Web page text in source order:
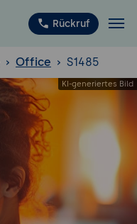
Rückruf
Office S1485